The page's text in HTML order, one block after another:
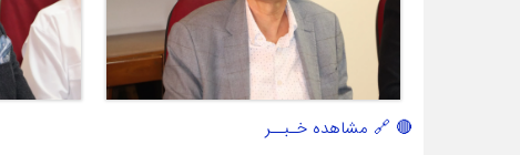
🔴 🔗 مشاهده خـبــر